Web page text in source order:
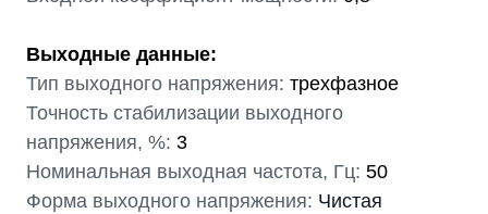
Выходные данные:
Тип выходного напряжения: трехфазное
Точность стабилизации выходного
напряжения, %: 3
Номинальная выходная частота, Гц: 50
Форма выходного напряжения: Чистая